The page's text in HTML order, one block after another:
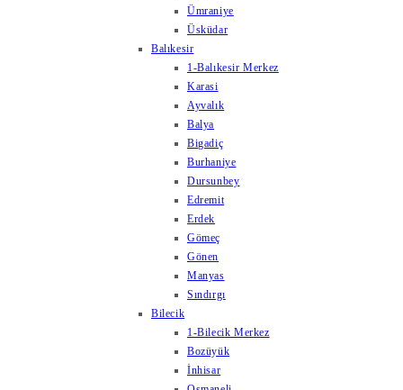
Ümraniye
Üsküdar
Balıkesir
1-Balıkesir Merkez
Karasi
Ayvalık
Balya
Bigadiç
Burhaniye
Dursunbey
Edremit
Erdek
Gömeç
Gönen
Manyas
Sındırgı
Bilecik
1-Bilecik Merkez
Bozüyük
İnhisar